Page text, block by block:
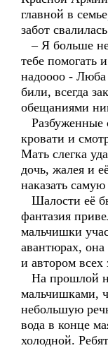
главной в
забот
– Я больше не
тебе помогать
надоооо - Люба
били, всегда
обещаниями
Разбуженные
кровати и
Мать слегка
дочь, жалея и
наказать
Шалости её
фантазия
мальчишки
авантюрах,
и автором всех
На прошлой
мальчишками,
небольшую
вода в конце
холодной.